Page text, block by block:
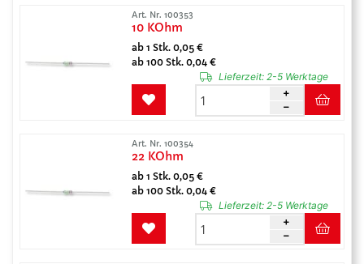
Art. Nr. 100353
10 KOhm
ab 1 Stk. 0,05 €
ab 100 Stk. 0,04 €
Lieferzeit:2-5 Werktage
Art. Nr. 100354
22 KOhm
ab 1 Stk. 0,05 €
ab 100 Stk. 0,04 €
Lieferzeit:2-5 Werktage